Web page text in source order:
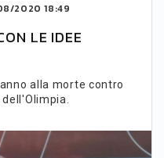
2020 18:49
LE IDEE
alla morte contro